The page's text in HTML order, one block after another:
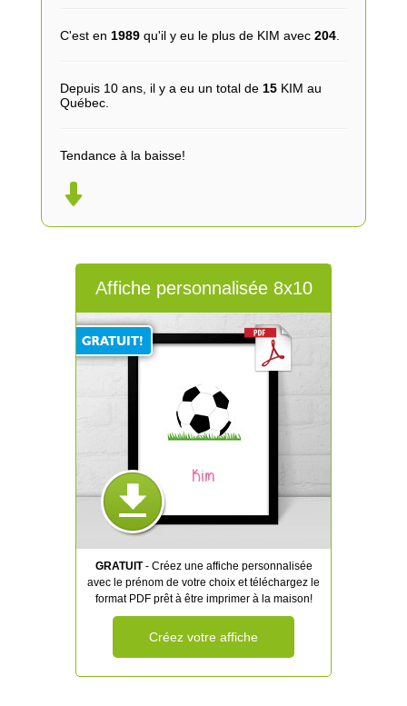
C'est en 1989qu'il y eu le plus de KIM avec 204.
Depuis 10 ans, il y a eu un total de 15KIM au
Québec.
Tendance à la baisse!
Affiche personnalisée 8x10
Kim
GRATUIT- Créez une affiche personnalisée
avec le prénom de votre choix et téléchargez le
format PDF prêt à être imprimer à la maison!
Créez votre affiche